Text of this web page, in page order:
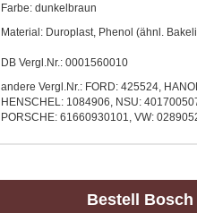
Farbe: dunkelbraun
Material: Duroplast, Phenol (ähnl.
DB Vergl.Nr.: 0001560010
andere Vergl.Nr.: FORD: 425524,
HENSCHEL: 1084906, NSU:
PORSCHE: 61660930101, VW:
Bestell Bosch